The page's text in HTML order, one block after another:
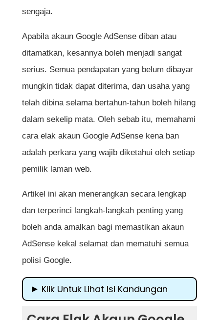
sengaja.
Apabila akaun Google AdSense diban atau
ditamatkan, kesannya boleh menjadi sangat
serius. Semua pendapatan yang belum dibayar
mungkin tidak dapat diterima, dan usaha yang
telah dibina selama bertahun-tahun boleh hilang
dalam sekelip mata. Oleh sebab itu, memahami
cara elak akaun Google AdSense kena ban
adalah perkara yang wajib diketahui oleh setiap
pemilik laman web.
Artikel ini akan menerangkan secara lengkap
dan terperinci langkah-langkah penting yang
boleh anda amalkan bagi memastikan akaun
AdSense kekal selamat dan mematuhi semua
polisi Google.
Klik Untuk Lihat Isi Kandungan